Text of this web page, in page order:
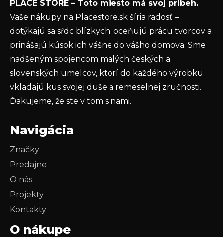
ochrany osobných údajov
PRIHLÁSIŤ SA
PLACE STORE – Toto miesto má svoj príbeh.
Vaše nákupy na Placestore.sk šíria radosť –
dotýkajú sa sŕdc blízkych, oceňujú prácu tvorcov a
prinášajú kúsok ich vášne do vášho domova. Sme
nadšeným spojencom malých českých a
slovenských umelcov, ktorí do každého výrobku
vkladajú kus svojej duše a remeselnej zručnosti.
Ďakujeme, že ste v tom s nami.
Navigácia
Značky
Predajne
O nás
Projekty
Kontakty
O nákupe